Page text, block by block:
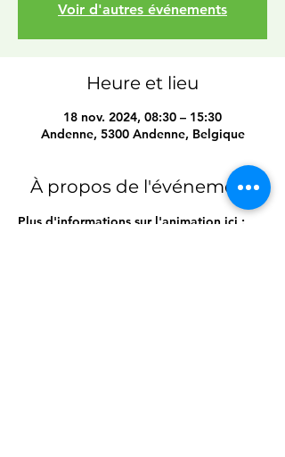
Voir d'autres événements
Heure et lieu
18 nov. 2024, 08:30 – 15:30
Andenne, 5300 Andenne, Belgique
À propos de l'événement
Plus d'informations sur l'animation ici :